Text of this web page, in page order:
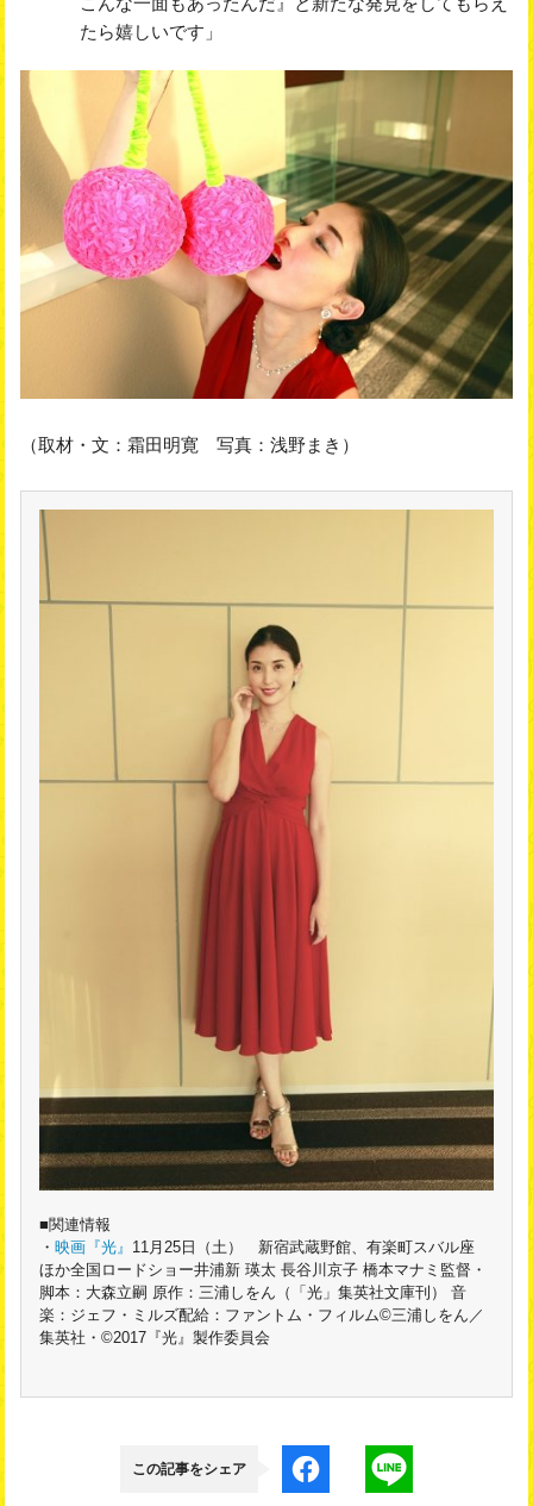
たら嬉しいです」
（取材・文：霜田明寛 写真：浅野まき）
■関連情報
・ 映画『光』 11月25日（土） 新宿武蔵野館、有楽町スバル座
ほか全国ロードショー井浦新 瑛太 長谷川京子 橋本マナミ監督・
脚本：大森立嗣 原作：三浦しをん（「光」集英社文庫刊） 音
楽：ジェフ・ミルズ配給：ファントム・フィルム©三浦しをん／
集英社・©2017『光』製作委員会
この記事をシェア